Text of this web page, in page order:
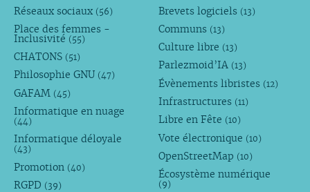
Réseaux sociaux (56)
Place des femmes -
Inclusivité (55)
CHATONS (51)
Philosophie GNU (47)
GAFAM (45)
Informatique en nuage
(44)
Informatique déloyale
(43)
Promotion (40)
RGPD (39)
Brevets logiciels (13)
Communs (13)
Culture libre (13)
Parlezmoid’IA (13)
Évènements libristes (12)
Infrastructures (11)
Libre en Fête (10)
Vote électronique (10)
OpenStreetMap (10)
Écosystème numérique
(9)